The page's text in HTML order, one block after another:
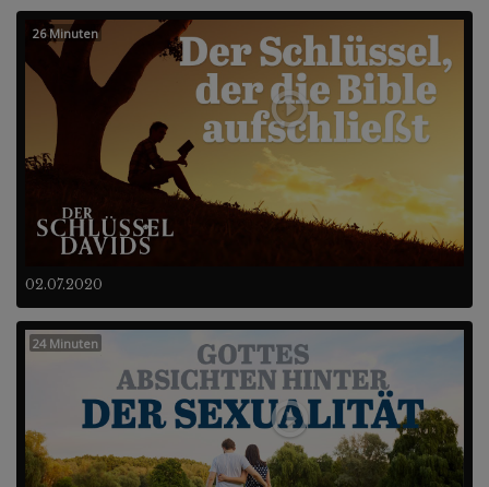
02.07.2020
26 Minuten
24 Minuten